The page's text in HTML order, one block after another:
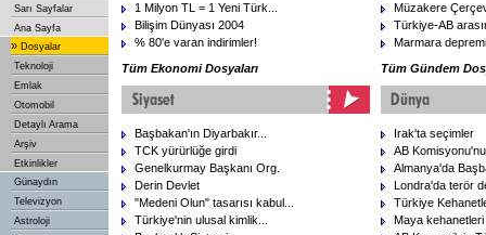
Sarı Sayfalar
Ana Sayfa
» Dosyalar
Teknoloji
Emlak
Otomobil
Detaylı Arama
Arşiv
Etkinlikler
Günaydın
Televizyon
Astroloji
1 Milyon TL = 1 Yeni Türk...
Bilişim Dünyası 2004
% 80'e varan indirimler!
Tüm Ekonomi Dosyaları
Müzakere
Türkiye-AB
Marmara
Tüm Gündem
Başbakan'ın Diyarbakır...
TCK yürürlüğe girdi
Genelkurmay Başkanı Org.
Derin Devlet
"Medeni Olun" tasarısı kabul...
Türkiye'nin ulusal kimlik...
Irak'ta seçimler
AB
Almanya'da
Londra'da terör
Türkiye
Maya kehanetleri